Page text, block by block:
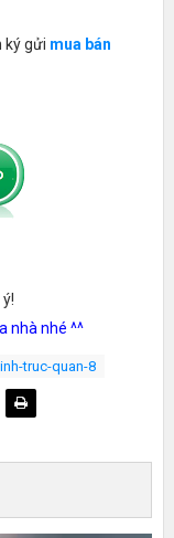
ký gửi mua bán
nhà nhé ^^
truc-quan-8